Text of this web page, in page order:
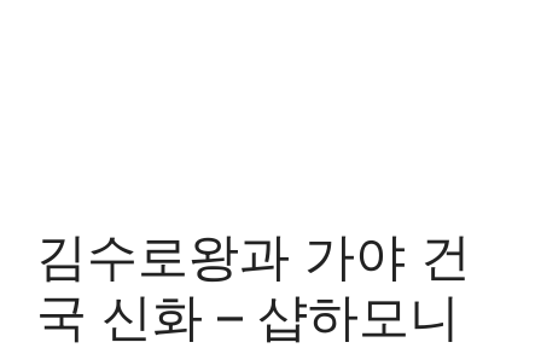
김수로왕과 가야 건
국 신화 – 샵하모니